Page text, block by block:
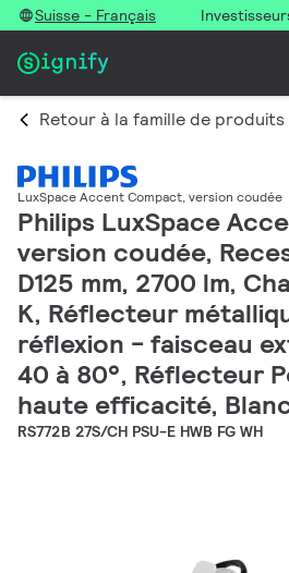
Suisse - Français
Retour à la famille de produits
LuxSpace Accent Compact, version coudée
Philips LuxSpace
version coudée,
D125 mm, 2700 lm,
K, Réflecteur
réflexion - faisceau
40 à 80°, Réflecteur
haute efficacité,
RS772B 27S/CH PSU-E HWB FG WH